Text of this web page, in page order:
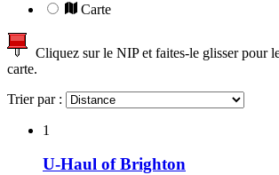
Carte
Cliquez sur le NIP et faites-le glisser pour
carte.
Trier par :
1
U-Haul of Brighton